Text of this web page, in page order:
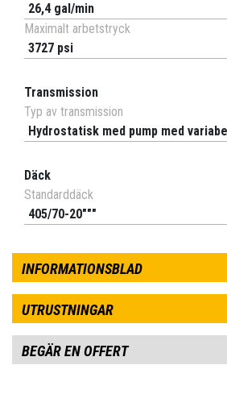
26,4 gal/min
Maximalt arbetstryck
3727 psi
Transmission
Typ av transmission
Hydrostatisk med pump med
Däck
Standarddäck
405/70-20"""
INFORMATIONSBLAD
UTRUSTNINGAR
BEGÄR EN OFFERT